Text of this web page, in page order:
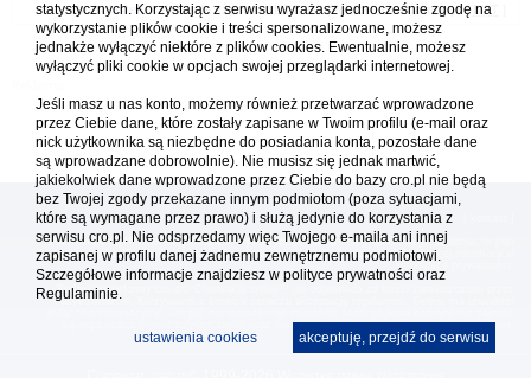
Usuń ciasteczka• Strefa czasowa: UTC + 1 (Polska - czas zimowy) [ DST
[reklama ] [
Platforma cro.pl© Chorwacja online™ wykorzystuje cookies do prawidłowego działania, te pliki
gromadzą na Twoim komputerze dane ułatwiające korzystanie z serwisu; więcej informacji w
Redakcja platformy cro.pl© Chorwacja online™ nie odpowiada za treści zamieszczone przez
użytkowników. Korzystanie z serwisu oznacza akceptację regulaminu. Serwis ma charakter
się organizacją imprez turystycznych oraz nie odpowiada za treść zamieszczonych reklam.
statystycznych. Korzystając z serwisu wyrażasz jednocześnie zgodę na
wykorzystanie plików cookie i treści spersonalizowane, możesz
jednakże wyłączyć niektóre z plików cookies. Ewentualnie, możesz
wyłączyć pliki cookie w opcjach swojej przeglądarki internetowej.
Jeśli masz u nas konto, możemy również przetwarzać wprowadzone
przez Ciebie dane, które zostały zapisane w Twoim profilu (e-mail oraz
nick użytkownika są niezbędne do posiadania konta, pozostałe dane
są wprowadzane dobrowolnie). Nie musisz się jednak martwić,
jakiekolwiek dane wprowadzone przez Ciebie do bazy cro.pl nie będą
bez Twojej zgody przekazane innym podmiotom (poza sytuacjami,
które są wymagane przez prawo) i służą jedynie do korzystania z
serwisu cro.pl. Nie odsprzedamy więc Twojego e-maila ani innej
zapisanej w profilu danej żadnemu zewnętrznemu podmiotowi.
Szczegółowe informacje znajdziesz w polityce prywatności oraz
Regulaminie.
akceptuję, przejdź do serwisu
ustawienia cookies